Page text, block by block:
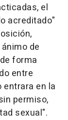
el
acreditado"
de
forma
entre
en la
permiso,
sexual".